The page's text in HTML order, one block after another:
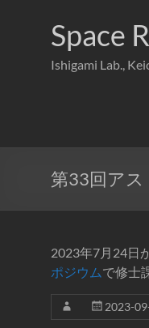
プ
Space
Ishigami Lab.,
第33回ア
2023年7月24日
ポジウムで修士
2023-